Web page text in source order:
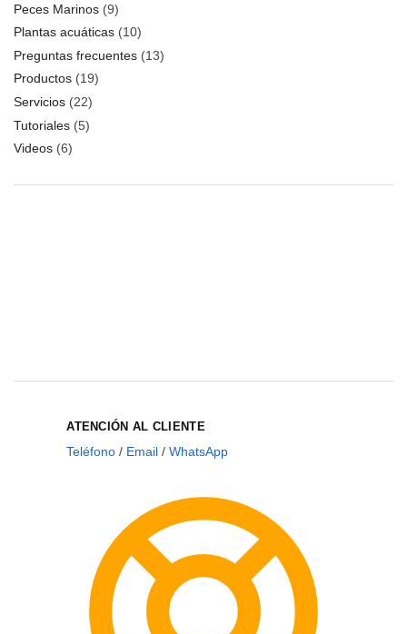
Peces Marinos (9)
Plantas acuáticas (10)
Preguntas frecuentes (13)
Productos (19)
Servicios (22)
Tutoriales (5)
Videos (6)
ATENCIÓN AL CLIENTE
Teléfono / Email /WhatsApp